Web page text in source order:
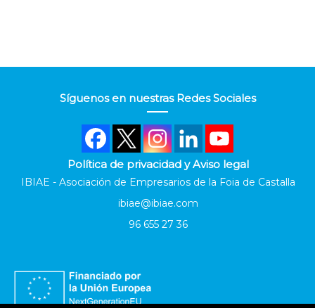
Síguenos en nuestras Redes Sociales
Política de privacidad y Aviso legal
IBIAE - Asociación de Empresarios de la Foia de Castalla
ibiae@ibiae.com
96 655 27 36